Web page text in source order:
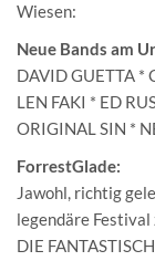
Wiesen:
Neue Bands am
DAVID GUETTA *
LEN FAKI * ED
ORIGINAL SIN *
ForrestGlade:
Jawohl, richtig
legendäre
DIE